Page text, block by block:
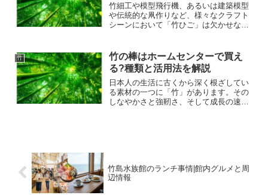
竹細工や模型飛行機、あるいは建築模型
や伝統的な凧作りなど、様々なクラフト
シーンにおいて「竹ひご」は欠かせない
を刺激します。しかし、竹ひごを扱う上
で最大の難関として立ちは...
竹
竹の棒はホームセンターで買え
る?種類と活用法を解説
日本人の生活に古くから深く根ざしてい
る素材の一つに「竹」があります。その
しなやかさと強靭さ、そして成長の速さ
竹島水族館のランチ事情|館内グルメと周
辺情報